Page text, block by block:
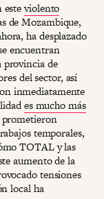
esteviolento
de Mozambique,
ha desplazado
encuentran
provincia de
del sector, así
inmediatamente
es mucho más
prometieron
temporales,
TOTAL y las
aumento de la
tensiones
local ha